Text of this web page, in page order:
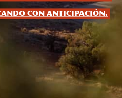
con anticipación.